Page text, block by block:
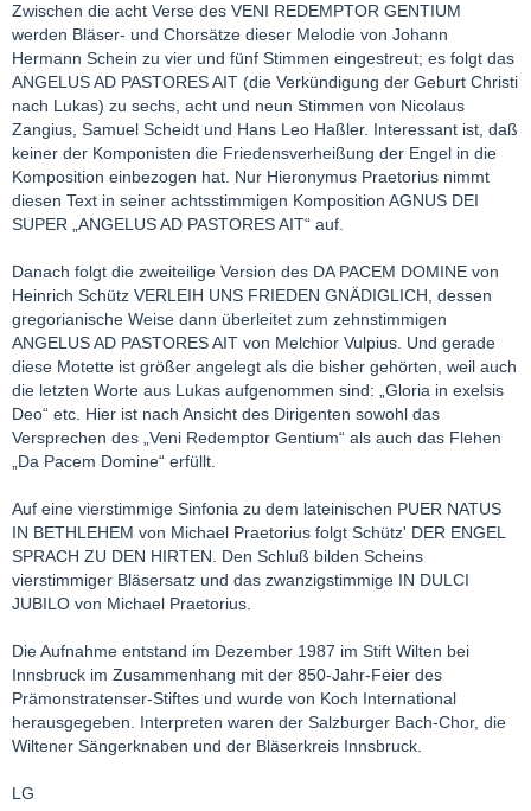
Zwischen die acht Verse des VENI REDEMPTOR GENTIUM
werden Bläser- und Chorsätze dieser Melodie von Johann
Hermann Schein zu vier und fünf Stimmen eingestreut; es folgt das
ANGELUS AD PASTORES AIT (die Verkündigung der Geburt Christi
nach Lukas) zu sechs, acht und neun Stimmen von Nicolaus
Zangius, Samuel Scheidt und Hans Leo Haßler. Interessant ist, daß
keiner der Komponisten die Friedensverheißung der Engel in die
Komposition einbezogen hat. Nur Hieronymus Praetorius nimmt
diesen Text in seiner achtsstimmigen Komposition AGNUS DEI
SUPER „ANGELUS AD PASTORES AIT“ auf.
Danach folgt die zweiteilige Version des DA PACEM DOMINE von
Heinrich Schütz VERLEIH UNS FRIEDEN GNÄDIGLICH, dessen
gregorianische Weise dann überleitet zum zehnstimmigen
ANGELUS AD PASTORES AIT von Melchior Vulpius. Und gerade
diese Motette ist größer angelegt als die bisher gehörten, weil auch
die letzten Worte aus Lukas aufgenommen sind: „Gloria in exelsis
Deo“ etc. Hier ist nach Ansicht des Dirigenten sowohl das
Versprechen des „Veni Redemptor Gentium“ als auch das Flehen
„Da Pacem Domine“ erfüllt.
Auf eine vierstimmige Sinfonia zu dem lateinischen PUER NATUS
IN BETHLEHEM von Michael Praetorius folgt Schütz' DER ENGEL
SPRACH ZU DEN HIRTEN. Den Schluß bilden Scheins
vierstimmiger Bläsersatz und das zwanzigstimmige IN DULCI
JUBILO von Michael Praetorius.
Die Aufnahme entstand im Dezember 1987 im Stift Wilten bei
Innsbruck im Zusammenhang mit der 850-Jahr-Feier des
Prämonstratenser-Stiftes und wurde von Koch International
herausgegeben. Interpreten waren der Salzburger Bach-Chor, die
Wiltener Sängerknaben und der Bläserkreis Innsbruck.
LG